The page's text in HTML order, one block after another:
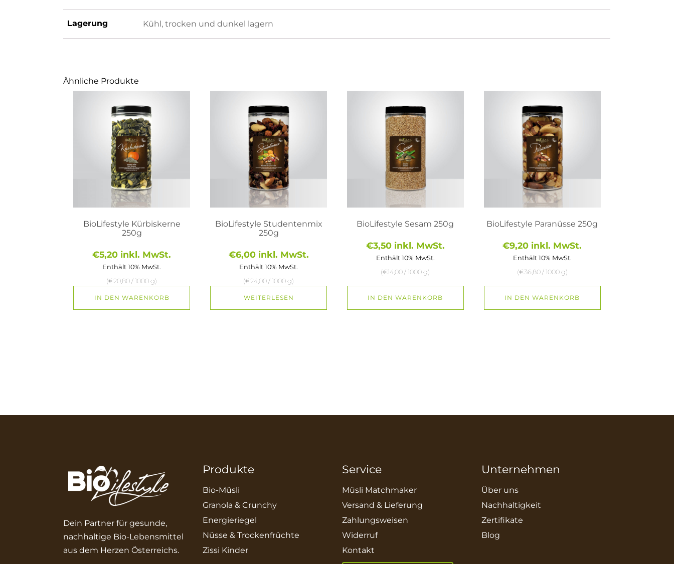
Lagerung Kühl, trocken und dunkel lagern
Ähnliche Produkte
BioLifestyle Kürbiskerne
250g
€5,20 inkl. MwSt.
Enthält 10% MwSt.
(€20,80/ 1000 g)
IN DEN WARENKORB
BioLifestyle Studentenmix
250g
€6,00 inkl. MwSt.
Enthält 10% MwSt.
(€24,00/ 1000 g)
WEITERLESEN
BioLifestyle Sesam 250g
€3,50 inkl. MwSt.
Enthält 10% MwSt.
(€14,00/ 1000 g)
IN DEN WARENKORB
BioLifestyle Paranüsse 250g
€9,20 inkl. MwSt.
Enthält 10% MwSt.
(€36,80/ 1000 g)
IN DEN WARENKORB
Dein Partner für gesunde,
nachhaltige Bio-Lebensmittel
aus dem Herzen Österreichs.
Produkte
Bio-Müsli
Granola & Crunchy
Energieriegel
Nüsse & Trockenfrüchte
Zissi Kinder
Service
Müsli Matchmaker
Versand & Lieferung
Zahlungsweisen
Widerruf
Kontakt
Unternehmen
Über uns
Nachhaltigkeit
Zertifikate
Blog